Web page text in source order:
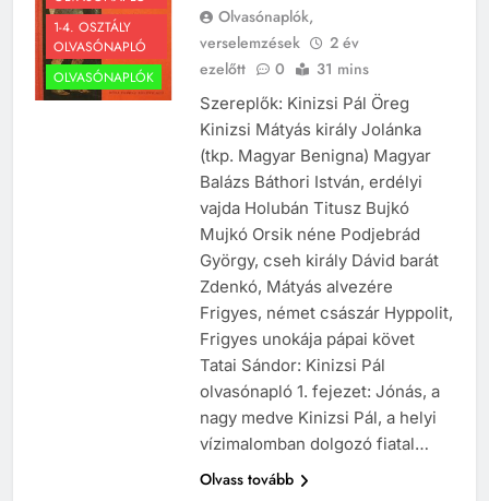
1-4. OSZTÁLY
OLVASÓNAPLÓ
OLVASÓNAPLÓK
Olvasónaplók,
verselemzések
2 év
ezelőtt
0 31 mins
Szereplők: Kinizsi Pál Öreg
Kinizsi Mátyás király Jolánka
(tkp. Magyar Benigna) Magyar
Balázs Báthori István, erdélyi
vajda Holubán Titusz Bujkó
Mujkó Orsik néne Podjebrád
György, cseh király Dávid barát
Zdenkó, Mátyás alvezére
Frigyes, német császár Hyppolit,
Frigyes unokája pápai követ
Tatai Sándor: Kinizsi Pál
olvasónapló 1. fejezet: Jónás, a
nagy medve Kinizsi Pál, a helyi
vízimalomban dolgozó fiatal…
Olvass tovább